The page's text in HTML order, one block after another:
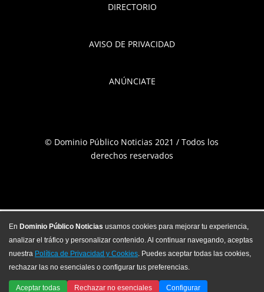
DIRECTORIO
AVISO DE PRIVACIDAD
ANÚNCIATE
© Dominio Público Noticias 2021 / Todos los
derechos reservados
En Dominio Público Noticias usamos cookies para mejorar tu experiencia,
analizar el tráfico y personalizar contenido. Al continuar navegando, aceptas
nuestra Política de Privacidad y Cookies. Puedes aceptar todas las cookies,
rechazar las no esenciales o configurar tus preferencias.
Aceptar todas Rechazar no esenciales Configurar